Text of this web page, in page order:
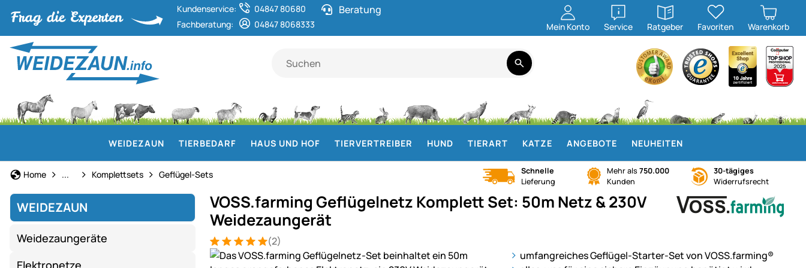
Kundenservice:
04847 80680
Fachberatung:
04847 8068333
Beratung
Mein Konto Service
öffnen
Ratgeber
öffnen
Favoriten Warenkorb
WEIDEZAUN TIERBEDARF HAUS UND HOF TIERVERTREIBER HUND TIERART KATZE ANGEBOTE NEUHEITEN
Home Weidezaun
... Komplettsets Geflügel-Sets
Schnelle
Lieferung
Mehr als 750.000
Kunden
30-tägiges
Widerrufsrecht
WEIDEZAUN
Weidezaungeräte
Elektronetze
VOSS.farming Geflügelnetz Komplett Set: 50m Netz & 230V
Weidezaungerät
Bewertung: 5 von 5 (2 Bewertungen)
2 Bewertungen
(2)
Produktgalerie
umfangreiches Geflügel-Starter-Set von VOSS.farming®